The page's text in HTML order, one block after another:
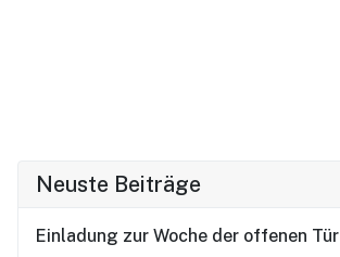
Neuste Beiträge
Einladung zur Woche der offenen Tür